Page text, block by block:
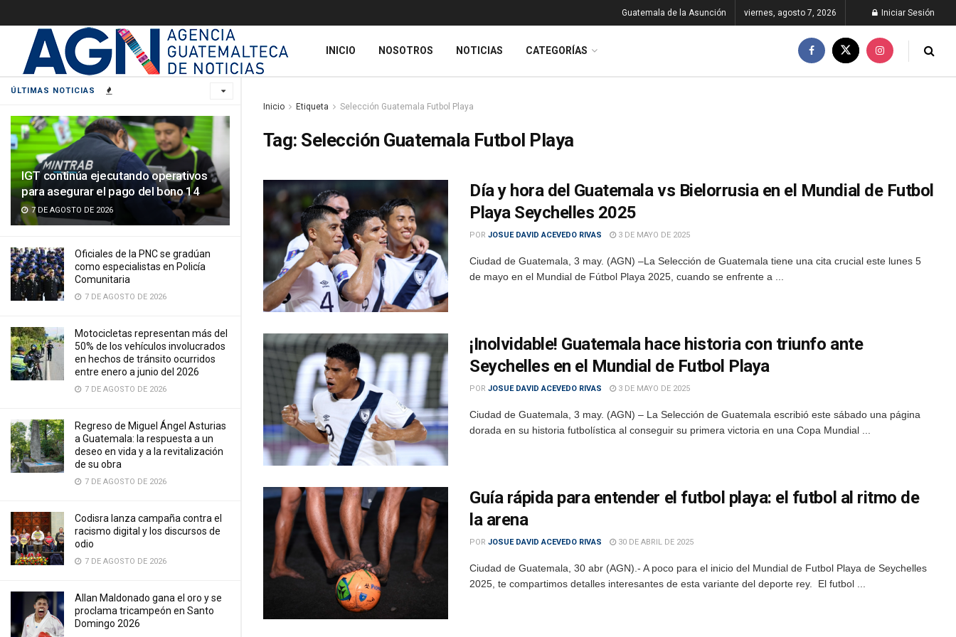
ÚLTIMAS NOTICIAS
IGT continúa ejecutando operativos
para asegurar el pago del bono 14
7 DE AGOSTO DE 2026
Oficiales de la PNC se gradúan
como especialistas en Policía
Comunitaria
7 DE AGOSTO DE 2026
Motocicletas representan más del
50% de los vehículos involucrados
en hechos de tránsito ocurridos
entre enero a junio del 2026
7 DE AGOSTO DE 2026
Regreso de Miguel Ángel Asturias
a Guatemala: la respuesta a un
deseo en vida y a la revitalización
de su obra
7 DE AGOSTO DE 2026
Codisra lanza campaña contra el
racismo digital y los discursos de
odio
7 DE AGOSTO DE 2026
Allan Maldonado gana el oro y se
proclama tricampeón en Santo
Domingo 2026
Guatemala de la Asunción viernes, agosto 7, 2026 Iniciar Sesión
INICIO NOSOTROS NOTICIAS CATEGORÍAS
Inicio Etiqueta Selección Guatemala Futbol Playa
Tag: Selección Guatemala Futbol Playa
Día y hora del Guatemala vs Bielorrusia en el Mundial de Futbol
Playa Seychelles 2025
POR JOSUE DAVID ACEVEDO RIVAS 3 DE MAYO DE 2025
Ciudad de Guatemala, 3 may. (AGN) –La Selección de Guatemala tiene una cita crucial este lunes 5
de mayo en el Mundial de Fútbol Playa 2025, cuando se enfrente a ...
¡Inolvidable! Guatemala hace historia con triunfo ante
Seychelles en el Mundial de Futbol Playa
POR JOSUE DAVID ACEVEDO RIVAS 3 DE MAYO DE 2025
Ciudad de Guatemala, 3 may. (AGN) – La Selección de Guatemala escribió este sábado una página
dorada en su historia futbolística al conseguir su primera victoria en una Copa Mundial ...
Guía rápida para entender el futbol playa: el futbol al ritmo de
la arena
POR JOSUE DAVID ACEVEDO RIVAS 30 DE ABRIL DE 2025
Ciudad de Guatemala, 30 abr (AGN).- A poco para el inicio del Mundial de Futbol Playa de Seychelles
2025, te compartimos detalles interesantes de esta variante del deporte rey. El futbol ...